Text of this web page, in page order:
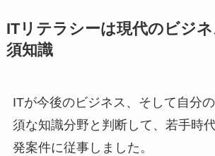
ITリテラシーは現代のビジ
須知識
ITが今後のビジネス、そして自分
須な知識分野と判断して、若手時
発案件に従事しました。